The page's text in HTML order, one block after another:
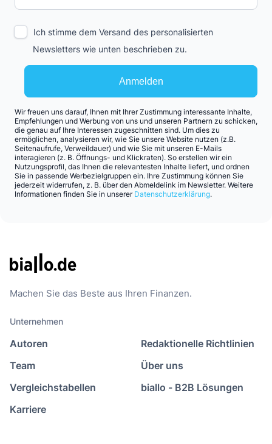
Anmelden
Ich stimme dem Versand des personalisierten
Newsletters wie unten beschrieben zu.
Wir freuen uns darauf, Ihnen mit Ihrer Zustimmung interessante Inhalte,
Empfehlungen und Werbung von uns und unseren Partnern zu schicken,
die genau auf Ihre Interessen zugeschnitten sind. Um dies zu
ermöglichen, analysieren wir, wie Sie unsere Website nutzen (z.B.
Seitenaufrufe, Verweildauer) und wie Sie mit unseren E-Mails
interagieren (z. B. Öffnungs- und Klickraten). So erstellen wir ein
Nutzungsprofil, das Ihnen die relevantesten Inhalte liefert, und ordnen
Sie in passende Werbezielgruppen ein. Ihre Zustimmung können Sie
jederzeit widerrufen, z. B. über den Abmeldelink im Newsletter. Weitere
Informationen finden Sie in unserer Datenschutzerklärung.
Machen Sie das Beste aus Ihren Finanzen.
Unternehmen
Autoren
Team
Vergleichstabellen
Karriere
Redaktionelle Richtlinien
Über uns
biallo - B2B Lösungen